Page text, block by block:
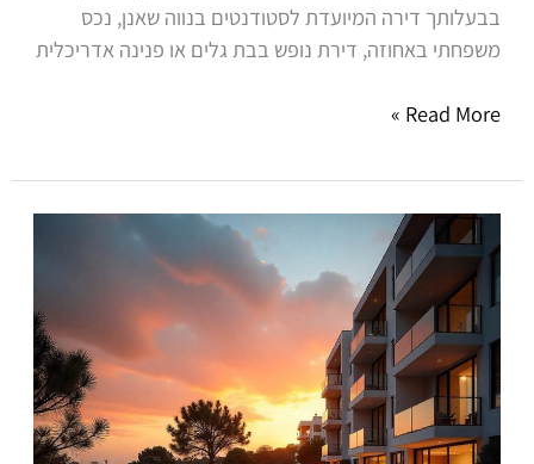
בבעלותך דירה המיועדת לסטודנטים בנווה שאנן, נכס
משפחתי באחוזה, דירת נופש בבת גלים או פנינה אדריכלית
Read More »
ניהול
נכסים
ברעננה,
כפר
סבא
והוד
השרון